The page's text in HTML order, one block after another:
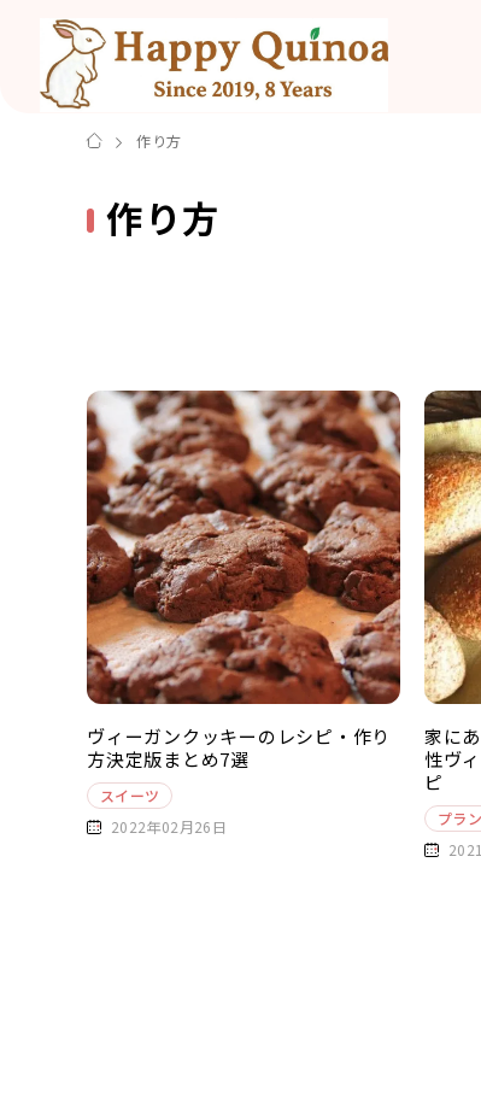
作り方
作り方
ヴィーガンクッキーのレシピ・作り
方決定版まとめ7選
スイーツ
2022年02月26日
家に
性ヴ
ピ
プラ